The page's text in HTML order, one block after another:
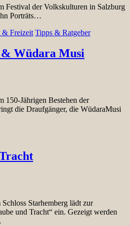
Festival der Volkskulturen in Salzburg
Porträts…
& Freizeit Tipps & Ratgeber
Wüdara Musi
150-Jährigen Bestehen der
die Draufgänger, die WüdaraMusi
Starhemberg lädt zur
und Tracht“ ein. Gezeigt werden